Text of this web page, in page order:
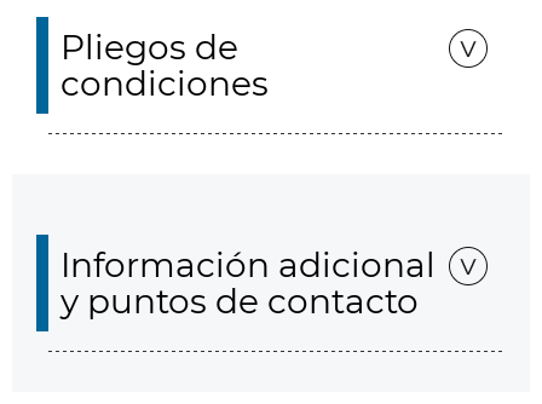
Pliegos de
condiciones
Información adicional
y puntos de contacto